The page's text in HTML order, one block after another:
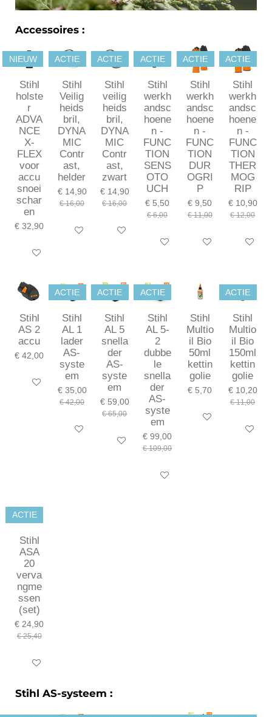
Accessoires :
NIEUW
Stihl
holste
r
ADVA
NCE
X-
FLEX
voor
accu
snoei
schar
en
€ 32,90
In winkelwagen
ACTIE
Stihl
Veilig
heids
bril,
DYNA
MIC
Contr
ast,
helder
€ 14,90
€ 16,00
In winkelwagen
ACTIE
Stihl
veilig
heids
bril,
DYNA
MIC
Contr
ast,
zwart
€ 14,90
€ 16,00
In winkelwagen
ACTIE
Stihl
werkh
andsc
hoene
n -
FUNC
TION
SENS
OTO
UCH
€ 5,50
€ 6,00
Bekijk details
ACTIE
Stihl
werkh
andsc
hoene
n -
FUNC
TION
DUR
OGRI
P
€ 9,50
€ 11,00
Bekijk details
ACTIE
Stihl
werkh
andsc
hoene
n -
FUNC
TION
THER
MOG
RIP
€ 10,90
€ 12,00
Bekijk
Stihl
AS 2
accu
€ 42,00
In winkelwagen
ACTIE
Stihl
AL 1
lader
AS-
syste
em
€ 35,00
€ 42,00
In winkelwagen
ACTIE
Stihl
AL 5
snella
der
AS-
syste
em
€ 59,00
€ 65,00
In winkelwagen
ACTIE
Stihl
AL 5-
2
dubbe
le
snella
der
AS-
syste
em
€ 99,00
€ 109,00
In winkelwagen
Stihl
Multio
il Bio
50ml
kettin
golie
€ 5,70
In winkelwagen
ACTIE
Stihl
Multio
il Bio
150ml
kettin
golie
€ 10,20
€ 11,00
In
ACTIE
Stihl
ASA
20
verva
ngme
ssen
(set)
€ 24,90
€ 25,40
In winkelwagen
Stihl AS-systeem :